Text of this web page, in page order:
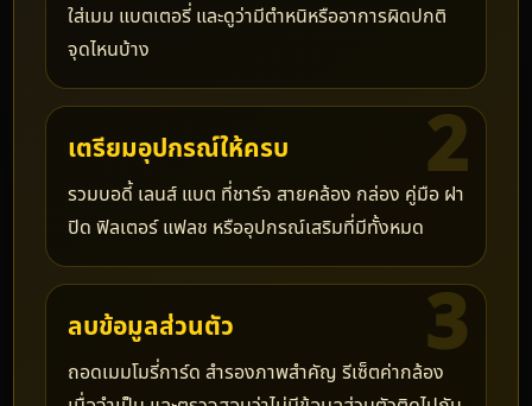
ใส่เมม แบตเตอรี่ และดูว่ามีตำหนิหรืออาการผิดปกติ
จุดไหนบ้าง
เตรียมอุปกรณ์ให้ครบ
รวมบอดี้ เลนส์ แบต ที่ชาร์จ สายคล้อง กล่อง คู่มือ ฝา
ปิด ฟิลเตอร์ แฟลช หรืออุปกรณ์เสริมที่มีทั้งหมด
ลบข้อมูลส่วนตัว
ถอดเมมโมรี่การ์ด สำรองภาพสำคัญ รีเซ็ตค่ากล้อง